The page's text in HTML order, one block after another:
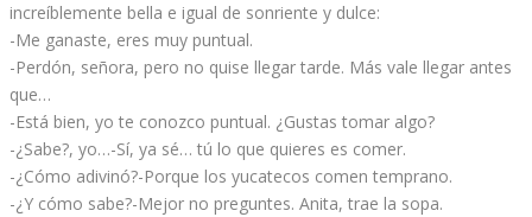
increíblemente bella e igual de sonriente y dulce:
-Me ganaste, eres muy puntual.
-Perdón, señora, pero no quise llegar tarde. Más vale llegar antes
que…
-Está bien, yo te conozco puntual. ¿Gustas tomar algo?
-¿Sabe?, yo…-Sí, ya sé… tú lo que quieres es comer.
-¿Cómo adivinó?-Porque los yucatecos comen temprano.
-¿Y cómo sabe?-Mejor no preguntes. Anita, trae la sopa.